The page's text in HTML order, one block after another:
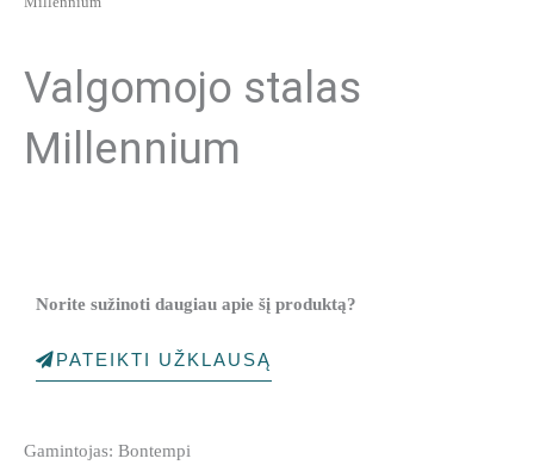
Valgomojo stalas
Millennium
Norite sužinoti daugiau apie šį produktą?
PATEIKTI UŽKLAUSĄ
Gamintojas: Bontempi